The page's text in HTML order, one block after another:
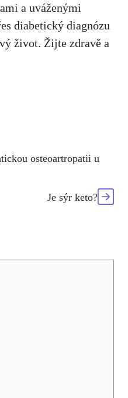
a uváženými
diabetický diagnózu
​život. Žijte zdravě a
osteoartropatii u
Je sýr keto?